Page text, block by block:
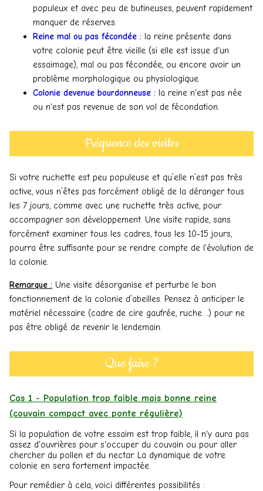
populeux et avec peu de butineuses, peuvent rapidement
manquer de réserves.
Reine mal ou pas fécondée : la reine présente dans
votre colonie peut être vieille (si elle est issue d'un
essaimage), mal ou pas fécondée, ou encore avoir un
problème morphologique ou physiologique.
Colonie devenue bourdonneuse : la reine n'est pas née
ou n'est pas revenue de son vol de fécondation.
Fréquence des visites
Si votre ruchette est peu populeuse et qu’elle n’est pas très
active, vous n’êtes pas forcément obligé de la déranger tous
les 7 jours, comme avec une ruchette très active, pour
accompagner son développement. Une visite rapide, sans
forcément examiner tous les cadres, tous les 10-15 jours,
pourra être suffisante pour se rendre compte de l'évolution de
la colonie.
Remarque : Une visite désorganise et perturbe le bon
fonctionnement de la colonie d’abeilles. Pensez à anticiper le
matériel nécessaire (cadre de cire gaufrée, ruche…) pour ne
pas être obligé de revenir le lendemain.
Que faire ?
Cas 1 - Population trop faible mais bonne reine
(couvain compact avec ponte régulière)
Si la population de votre essaim est trop faible, il n'y aura pas
assez d'ouvrières pour s'occuper du couvain ou pour aller
chercher du pollen et du nectar. La dynamique de votre
colonie en sera fortement impactée.
Pour remédier à cela, voici différentes possibilités :